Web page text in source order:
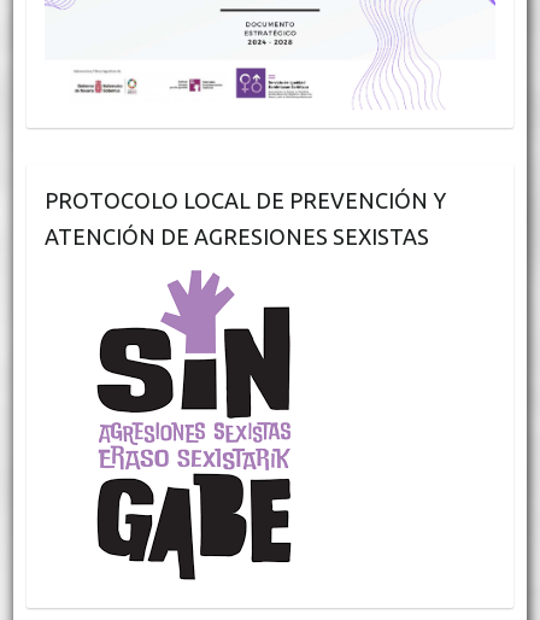
PROTOCOLO LOCAL DE PREVENCIÓN Y
ATENCIÓN DE AGRESIONES SEXISTAS